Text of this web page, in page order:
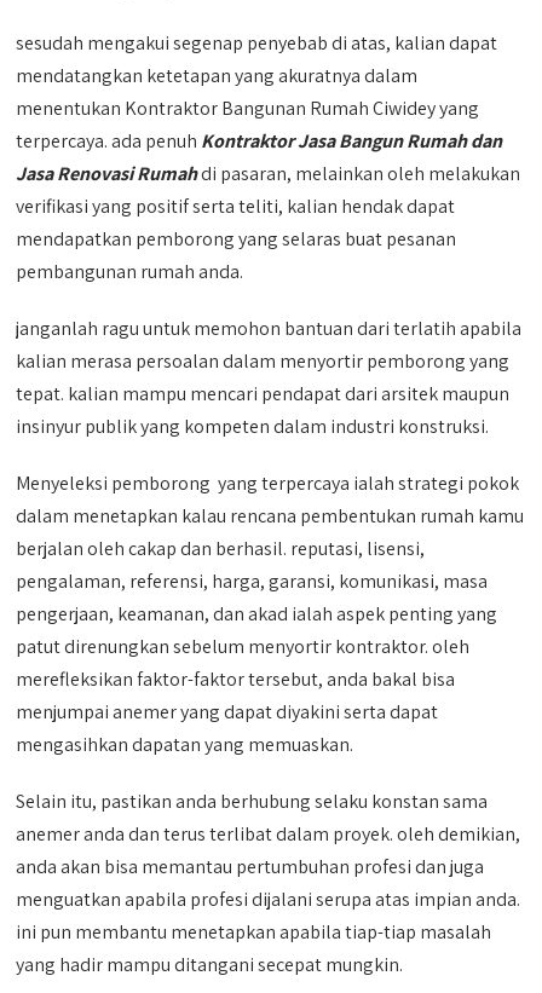
sesudah mengakui segenap penyebab di atas, kalian dapat
mendatangkan ketetapan yang akuratnya dalam
menentukan Kontraktor Bangunan Rumah Ciwidey yang
terpercaya. ada penuh Kontraktor Jasa Bangun Rumah dan
Jasa Renovasi Rumahdi pasaran, melainkan oleh melakukan
verifikasi yang positif serta teliti, kalian hendak dapat
mendapatkan pemborong yang selaras buat pesanan
pembangunan rumah anda.
janganlah ragu untuk memohon bantuan dari terlatih apabila
kalian merasa persoalan dalam menyortir pemborong yang
tepat. kalian mampu mencari pendapat dari arsitek maupun
insinyur publik yang kompeten dalam industri konstruksi.
Menyeleksi pemborong yang terpercaya ialah strategi pokok
dalam menetapkan kalau rencana pembentukan rumah kamu
berjalan oleh cakap dan berhasil. reputasi, lisensi,
pengalaman, referensi, harga, garansi, komunikasi, masa
pengerjaan, keamanan, dan akad ialah aspek penting yang
patut direnungkan sebelum menyortir kontraktor. oleh
merefleksikan faktor-faktor tersebut, anda bakal bisa
menjumpai anemer yang dapat diyakini serta dapat
mengasihkan dapatan yang memuaskan.
Selain itu, pastikan anda berhubung selaku konstan sama
anemer anda dan terus terlibat dalam proyek. oleh demikian,
anda akan bisa memantau pertumbuhan profesi dan juga
menguatkan apabila profesi dijalani serupa atas impian anda.
ini pun membantu menetapkan apabila tiap-tiap masalah
yang hadir mampu ditangani secepat mungkin.